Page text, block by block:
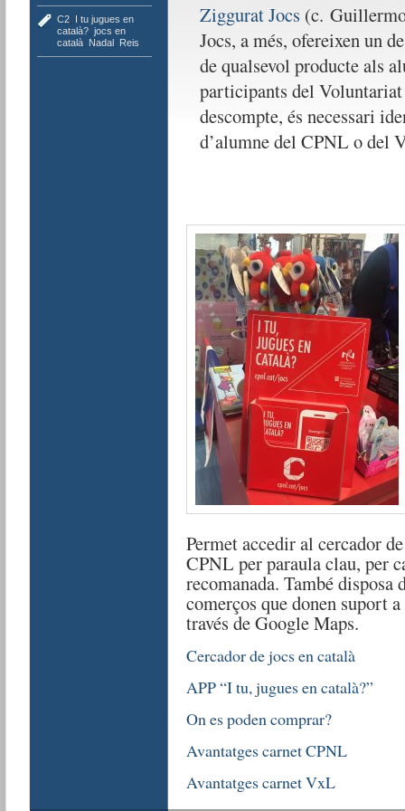
C2, I tu jugues en
català?, jocs en
català, Nadal, Reis
Ziggurat Jocs (c.
Jocs, a més, ofereixen un
de qualsevol producte als
participants del
descompte, és necessari
d’alumne del CPNL o del
Permet accedir al cercador
CPNL per paraula clau, per
recomanada. També disposa
comerços que donen suport
través de Google Maps.
Cercador de jocs en català
APP “I tu, jugues en català?”
On es poden comprar?
Avantatges carnet CPNL
Avantatges carnet VxL